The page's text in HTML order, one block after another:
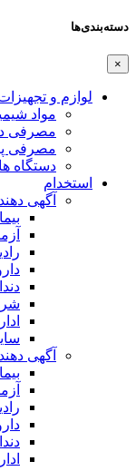
دسته‌بندی‌ها
×
لوازم و
مواد
مصرفی
مصرفی
دستگاه
استخدام
آگهی
آگهی